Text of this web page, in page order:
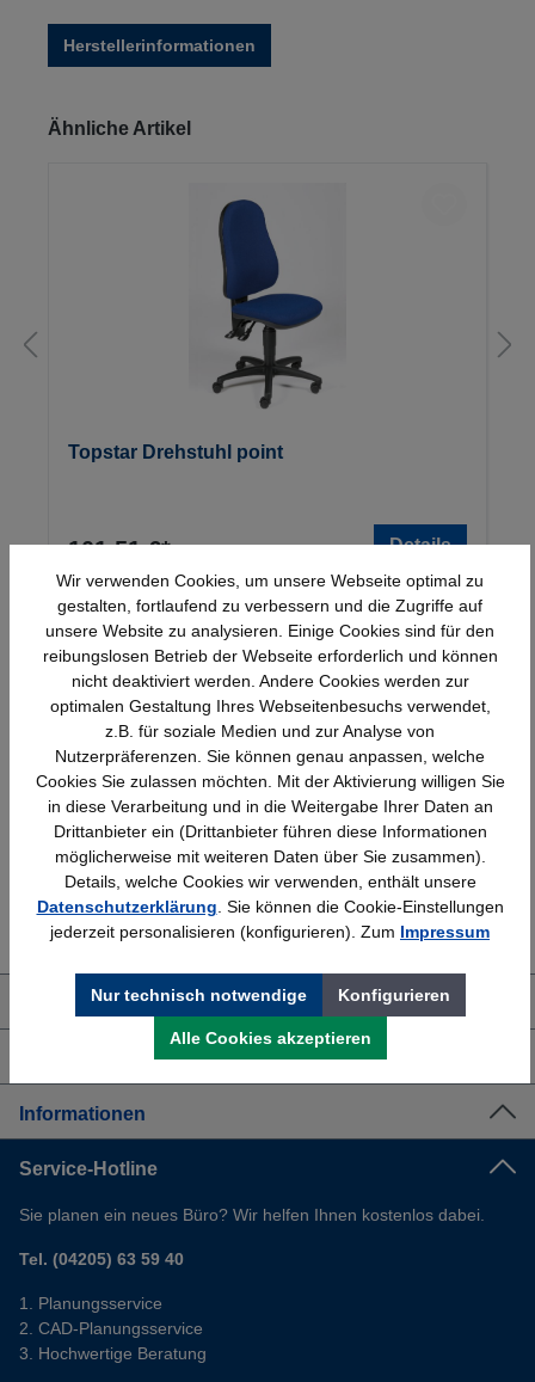
Herstellerinformationen
Produktgalerie überspringen
Ähnliche Artikel
Topstar Drehstuhl point
101,51 €* Details
Schnelle Lieferung
Bundesweit
Topmarken
Faire Preise
Erfahrung
Bewährt seit 1958
Kostenlose Beratung
(04205) 635940
Über uns
Informationen
Service-Hotline
Sie planen ein neues Büro? Wir helfen Ihnen kostenlos dabei.
Tel. (04205) 63 59 40
Planungsservice
CAD-Planungsservice
Hochwertige Beratung
Wir verwenden Cookies, um unsere Webseite optimal zu
gestalten, fortlaufend zu verbessern und die Zugriffe auf
unsere Website zu analysieren. Einige Cookies sind für den
reibungslosen Betrieb der Webseite erforderlich und können
nicht deaktiviert werden. Andere Cookies werden zur
optimalen Gestaltung Ihres Webseitenbesuchs verwendet,
z.B. für soziale Medien und zur Analyse von
Nutzerpräferenzen. Sie können genau anpassen, welche
Cookies Sie zulassen möchten. Mit der Aktivierung willigen Sie
in diese Verarbeitung und in die Weitergabe Ihrer Daten an
Drittanbieter ein (Drittanbieter führen diese Informationen
möglicherweise mit weiteren Daten über Sie zusammen).
Details, welche Cookies wir verwenden, enthält unsere
Datenschutzerklärung . Sie können die Cookie-Einstellungen
jederzeit personalisieren (konfigurieren). Zum Impressum
Nur technisch notwendige Konfigurieren
Alle Cookies akzeptieren